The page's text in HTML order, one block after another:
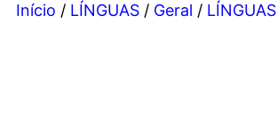
Início / LÍNGUAS / Geral / LÍNGUAS